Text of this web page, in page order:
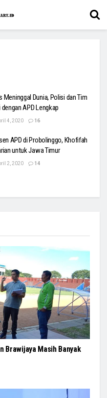
Meninggal Dunia, Polisi dan Tim
APD Lengkap
4, 2020 16
APD di Probolinggo, Khofifah
untuk Jawa Timur
2, 2020 14
Brawijaya Masih Banyak